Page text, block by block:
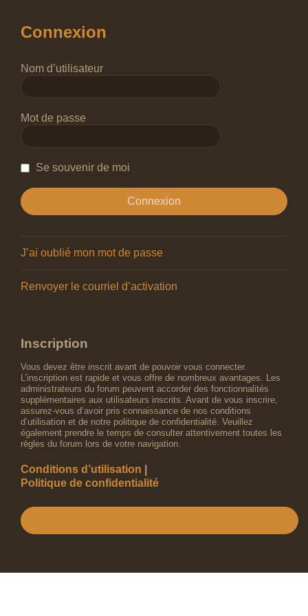
Connexion
Nom d’utilisateur
Mot de passe
Se souvenir de moi
J’ai oublié mon mot de passe
Renvoyer le courriel d’activation
Inscription
Vous devez être inscrit avant de pouvoir vous connecter.
L’inscription est rapide et vous offre de nombreux avantages. Les
administrateurs du forum peuvent accorder des fonctionnalités
supplémentaires aux utilisateurs inscrits. Avant de vous inscrire,
assurez-vous d’avoir pris connaissance de nos conditions
d’utilisation et de notre politique de confidentialité. Veuillez
également prendre le temps de consulter attentivement toutes les
règles du forum lors de votre navigation.
Conditions d’utilisation
Politique de confidentialité